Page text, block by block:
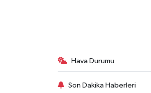
Hava Durumu
Son Dakika Haberleri